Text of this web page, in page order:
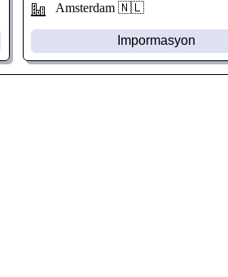
Amsterdam 🇳🇱
Impormasyon